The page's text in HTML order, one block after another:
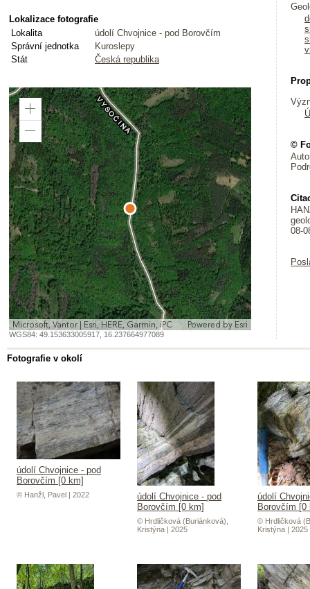
Lokalizace fotografie
Lokalita
údolí Chvojnice - pod Borovčím
Správní jednotka
Kuroslepy
Stát
Česká republika
Microsoft, Vantor | Esri, HERE, Garmin, iPC Powered by Esri
Zoom
Zoom
Out
WGS84: 49.153633005917 16.237664977089
©
08-
Fotografie v okolí
údolí Chvojnice - pod
Borovčím [0 km]
© Hanžl, Pavel | 2022
údolí Chvojnice - pod
Borovčím [0 km]
© Hrdličková (Buriánková),
Kristýna | 2025
údolí
Borovčím [0
© Hrdličková
Kristýna | 2025